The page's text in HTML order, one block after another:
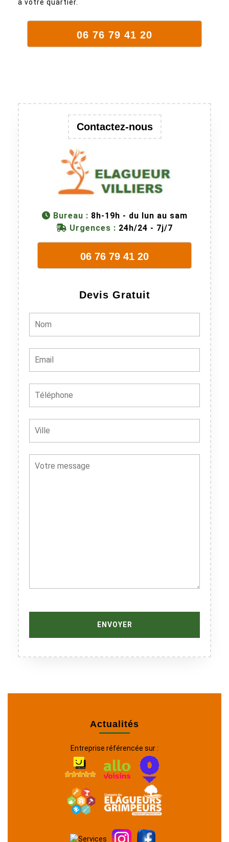
à votre quartier.
06 76 79 41 20
Contactez-nous
Bureau : 8h-19h - du lun au sam
Urgences : 24h/24 - 7j/7
06 76 79 41 20
Devis Gratuit
Actualités
Entreprise référencée sur :